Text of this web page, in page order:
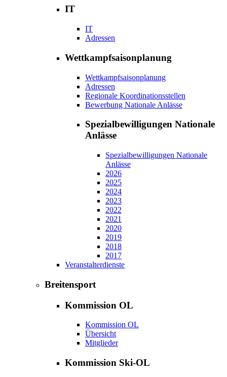
IT
IT
Adressen
Wettkampfsaisonplanung
Wettkampfsaisonplanung
Adressen
Regionale Koordinationsstellen
Bewerbung Nationale Anlässe
Spezialbewilligungen Nationale
Anlässe
Spezialbewilligungen Nationale
Anlässe
2026
2025
2024
2023
2022
2021
2020
2019
2018
2017
Veranstalterdienste
Breitensport
Kommission OL
Kommission OL
Übersicht
Mitglieder
Kommission Ski-OL